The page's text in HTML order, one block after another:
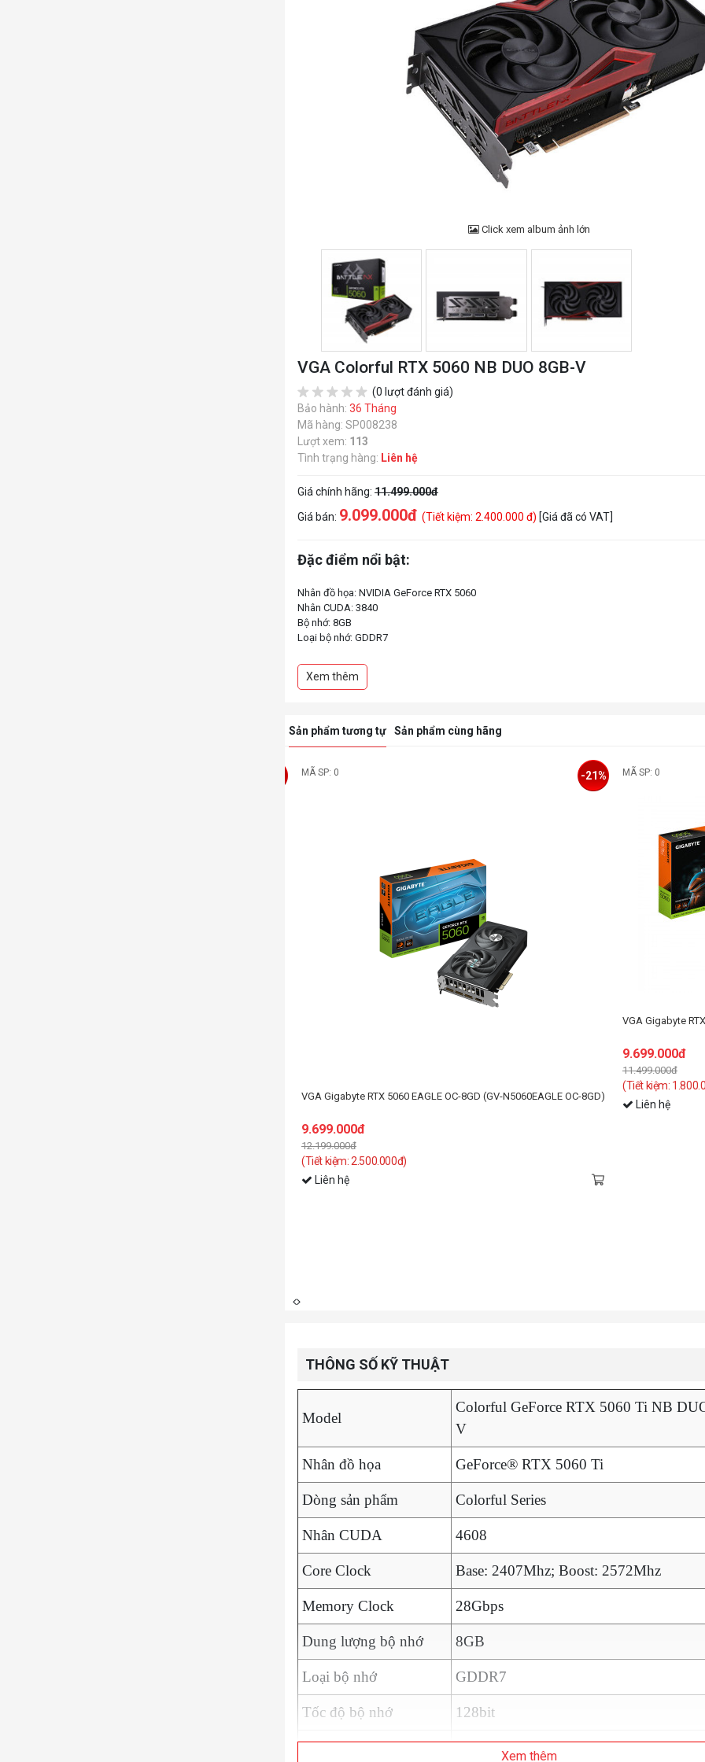
Click xem album ảnh lớn
VGA Colorful RTX 5060 NB DUO 8GB-V
(0 lượt đánh giá)
Bảo hành: 36 Tháng
Mã hàng: SP008238
Lượt xem: 113
Tình trạng hàng: Liên hệ
Giá chính hãng: 11.499.000đ
Giá bán: 9.099.000đ (Tiết kiệm: 2.400.000 đ) [Giá đã có VAT]
Đặc điểm nổi bật:
Nhân đồ họa: NVIDIA GeForce RTX 5060
Nhân CUDA: 3840
Bộ nhớ: 8GB
Loại bộ nhớ: GDDR7
Xem thêm
Sản phẩm tương tự Sản phẩm cùng hãng
MÃ SP: 0
VGA Gigabyte RTX 5060 EAGLE OC-8GD (GV-N5060EAGLE OC-8GD)
9.699.000đ
12.199.000đ
(Tiết kiệm: 2.500.000đ)
-21%
Liên hệ
MÃ SP: 0
VGA Gigabyte
9.699.000đ
11.499.000đ
(Tiết kiệm:
Liên hệ
THÔNG SỐ KỸ THUẬT
Model
Colorful GeForce RTX 5060 Ti NB
V
Nhân đồ họa GeForce® RTX 5060 Ti
Dòng sản phẩm Colorful Series
Nhân CUDA 4608
Core Clock Base: 2407Mhz; Boost: 2572Mhz
Memory Clock 28Gbps
Dung lượng bộ nhớ 8GB
Loại bộ nhớ GDDR7
Tốc độ bộ nhớ 128bit
Memory Bandwidth 448GB/s
Xem thêm